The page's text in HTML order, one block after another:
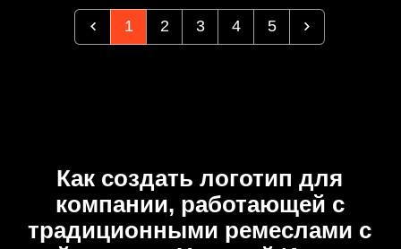
1 2 3 4 5
Как создать логотип для
компании, работающей с
традиционными ремеслами с